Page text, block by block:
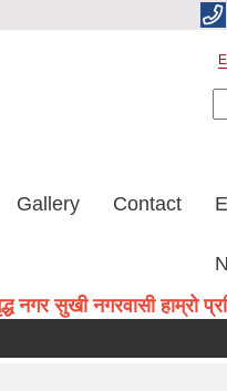
Gallery Contact
सुखी नगरवासी हाम्रो